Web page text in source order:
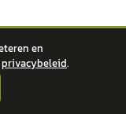
en
privacybeleid.